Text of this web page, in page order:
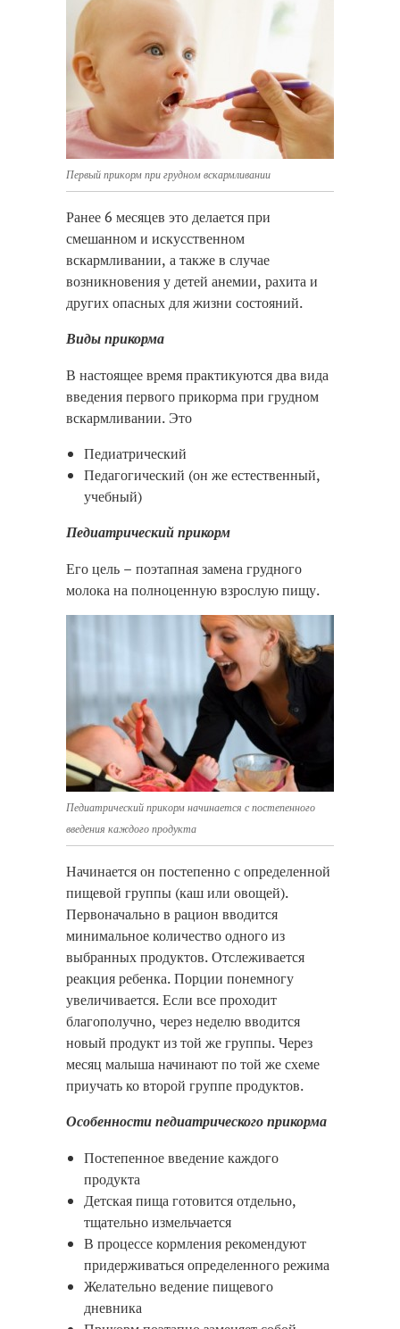
Первый прикорм при грудном вскармливании
Ранее 6 месяцев это делается при
смешанном и искусственном
вскармливании, а также в случае
возникновения у детей анемии, рахита и
других опасных для жизни состояний.
Виды прикорма
В настоящее время практикуются два вида
введения первого прикорма при грудном
вскармливании. Это
Педиатрический
Педагогический (он же естественный,
учебный)
Педиатрический прикорм
Его цель – поэтапная замена грудного
молока на полноценную взрослую пищу.
Педиатрический прикорм начинается с постепенного
введения каждого продукта
Начинается он постепенно с определенной
пищевой группы (каш или овощей).
Первоначально в рацион вводится
минимальное количество одного из
выбранных продуктов. Отслеживается
реакция ребенка. Порции понемногу
увеличивается. Если все проходит
благополучно, через неделю вводится
новый продукт из той же группы. Через
месяц малыша начинают по той же схеме
приучать ко второй группе продуктов.
Особенности педиатрического прикорма
Постепенное введение каждого
продукта
Детская пища готовится отдельно,
тщательно измельчается
В процессе кормления рекомендуют
придерживаться определенного режима
Желательно ведение пищевого
дневника